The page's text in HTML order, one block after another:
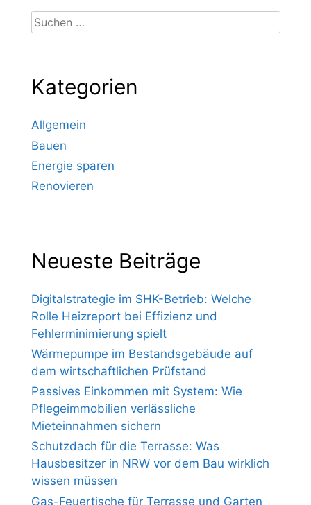
Suchen
nach:
Kategorien
Allgemein
Bauen
Energie sparen
Renovieren
Neueste Beiträge
Digitalstrategie im SHK-Betrieb: Welche
Rolle Heizreport bei Effizienz und
Fehlerminimierung spielt
Wärmepumpe im Bestandsgebäude auf
dem wirtschaftlichen Prüfstand
Passives Einkommen mit System: Wie
Pflegeimmobilien verlässliche
Mieteinnahmen sichern
Schutzdach für die Terrasse: Was
Hausbesitzer in NRW vor dem Bau wirklich
wissen müssen
Gas-Feuertische für Terrasse und Garten